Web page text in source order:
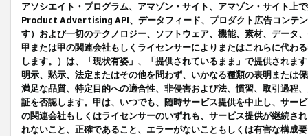
アソシエイト・プログラム、アマゾン・サイト、アマゾン・サイト上
Product Advertising API、データフィード、プロダクト広告コンテ
す）および一切のテクノロジー、ソフトウェア、機能、素材、データ
甲または甲の関連会社もしくライセンサーによりまたはこれらに代わ
します。）は、「現状有姿」、「提供されているまま」で提供されま
明示、黙示、法定またはその他を問わず、いかなる種類の表明または
満足な品質、特定目的への適合性、非侵害および法、慣習、取引過程
証を否認します。甲は、いつでも、随時サービス提供を中止し、サー
の関連会社もしくはライセンサーのいずれも、サービス提供が継続さ
れないこと、正確であること、エラーがないこともしくは有害な構成